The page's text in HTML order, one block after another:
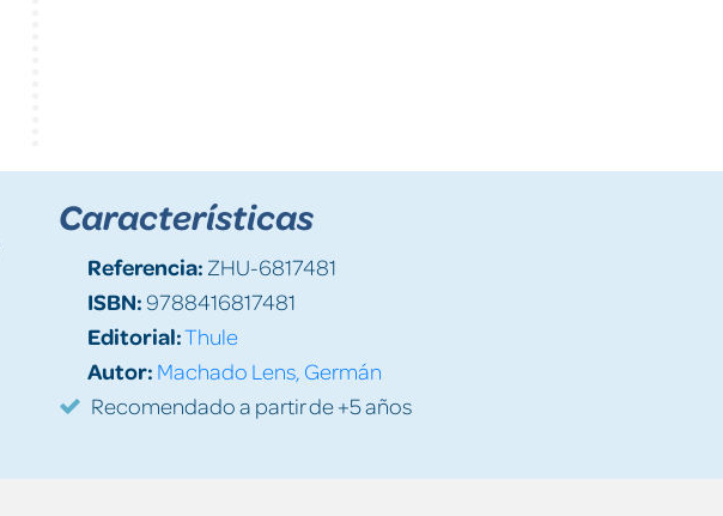
Características
Referencia: ZHU-6817481
ISBN:9788416817481
Editorial:Thule
Autor: Machado Lens, Germán
Recomendado a partir de +5 años